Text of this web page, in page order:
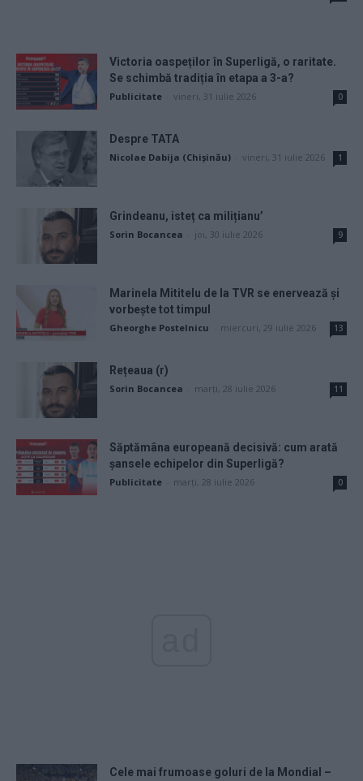
Victoria oaspeților în Superligă, o raritate.
Se schimbă tradiția în etapa a 3-a?
Publicitate vineri, 31 iulie 2026 0
Despre TATA
Nicolae Dabija (Chișinău) vineri, 31 iulie 2026 1
Grindeanu, isteț ca milițianu’
Sorin Bocancea joi, 30 iulie 2026 9
Marinela Mititelu de la TVR se enervează și
vorbește tot timpul
Gheorghe Postelnicu miercuri, 29 iulie 2026 13
Rețeaua (r)
Sorin Bocancea marți, 28 iulie 2026 11
Săptămâna europeană decisivă: cum arată
șansele echipelor din Superligă?
Publicitate marți, 28 iulie 2026 0
Cele mai frumoase goluri de la Mondial –